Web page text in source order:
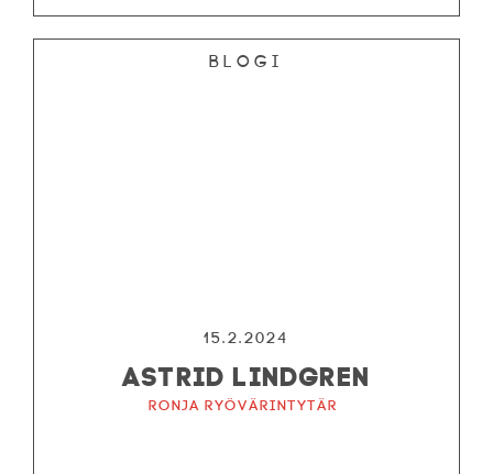
Blogi
15.2.2024
ASTRID LINDGREN
Ronja ryövärintytär